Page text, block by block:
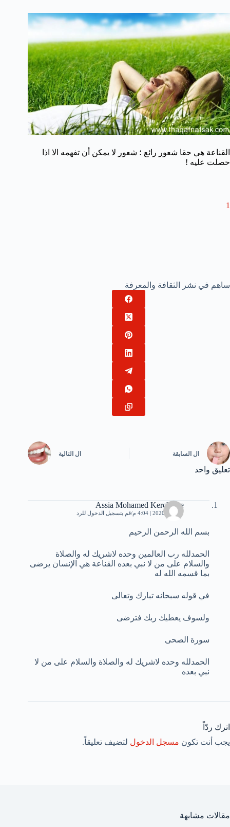
القناعة هي حقا شعور رائع ؛ شعور لا يمكن أن تفهمه الا اذا
حصلت عليه !
1
ساهم في نشر الثقافة والمعرفة
ال السابقة ال التالية
تعليق واحد
Assia Mohamed Kerchiche
2 يونيو، 2020 | 4:04 م قم بتسجيل الدخول للرد
بسم الله الرحمن الرحيم
الحمدلله رب العالمين وحده لاشريك له والصلاة
والسلام على من لا نبي بعده القناعة هي الإنسان يرضى
بما قسمه الله له
في قوله سبحانه تبارك وتعالى
ولسوف يعطيك ربك فترضى
سورة الصحى
الحمدلله وحده لاشريك له والصلاة والسلام على من لا
نبي بعده
اترك ردّاً
يجب أنت تكون مسجل الدخول لتضيف تعليقاً.
مقالات مشابهة